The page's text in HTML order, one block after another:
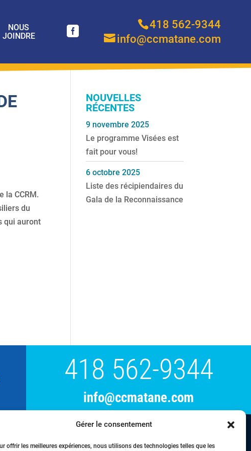
Gérer le consentement
offrir les meilleures expériences, nous utilisons des technologies telles que les
NOUS
JOINDRE
418 562-9344
info@ccmatane.com
la CCRM.
du
qui auront
NOUVELLES
RÉCENTES
Le programme Visées est
fait pour vous!
9 novembre 2025
Liste des récipiendaires du
Gala de la Reconnaissance
6 octobre 2025
418 562-9344
info@ccmatane.com
Événements Membres Nous joindre